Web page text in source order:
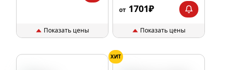
Показать цены
от 1701₽
Показать цены
ХИТ